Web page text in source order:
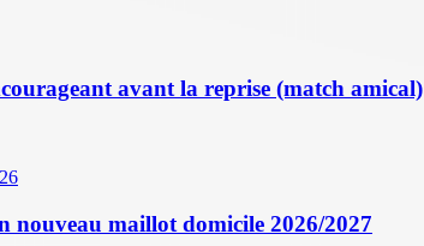
avant la reprise (match amical)
nouveau maillot domicile 2026/2027